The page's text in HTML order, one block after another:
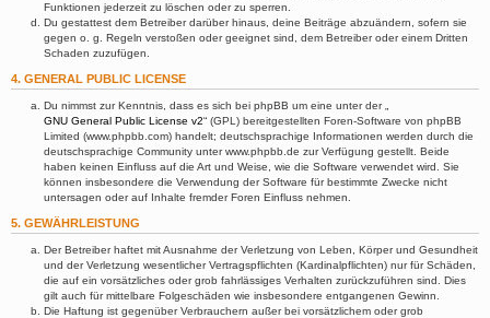
Funktionen jederzeit zu löschen oder zu sperren.
Du gestattest dem Betreiber darüber hinaus, deine Beiträge abzuändern, sofern sie
gegen o. g. Regeln verstoßen oder geeignet sind, dem Betreiber oder einem Dritten
Schaden zuzufügen.
4. GENERAL PUBLIC LICENSE
Du nimmst zur Kenntnis, dass es sich bei phpBB um eine unter der „
GNU General Public License v2“ (GPL) bereitgestellten Foren-Software von phpBB
Limited (www.phpbb.com) handelt; deutschsprachige Informationen werden durch die
deutschsprachige Community unter www.phpbb.de zur Verfügung gestellt. Beide
haben keinen Einfluss auf die Art und Weise, wie die Software verwendet wird. Sie
können insbesondere die Verwendung der Software für bestimmte Zwecke nicht
untersagen oder auf Inhalte fremder Foren Einfluss nehmen.
5. GEWÄHRLEISTUNG
Der Betreiber haftet mit Ausnahme der Verletzung von Leben, Körper und Gesundheit
und der Verletzung wesentlicher Vertragspflichten (Kardinalpflichten) nur für Schäden,
die auf ein vorsätzliches oder grob fahrlässiges Verhalten zurückzuführen sind. Dies
gilt auch für mittelbare Folgeschäden wie insbesondere entgangenen Gewinn.
Die Haftung ist gegenüber Verbrauchern außer bei vorsätzlichem oder grob